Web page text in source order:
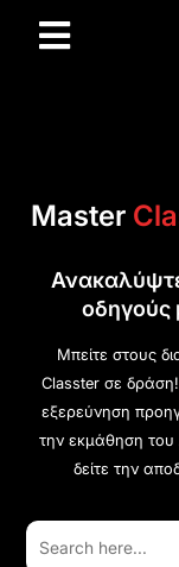
Master
οδηγούς
Μπείτε στους
Classter σε δράση!
εξερεύνηση
την εκμάθηση του
δείτε την
Search
for: